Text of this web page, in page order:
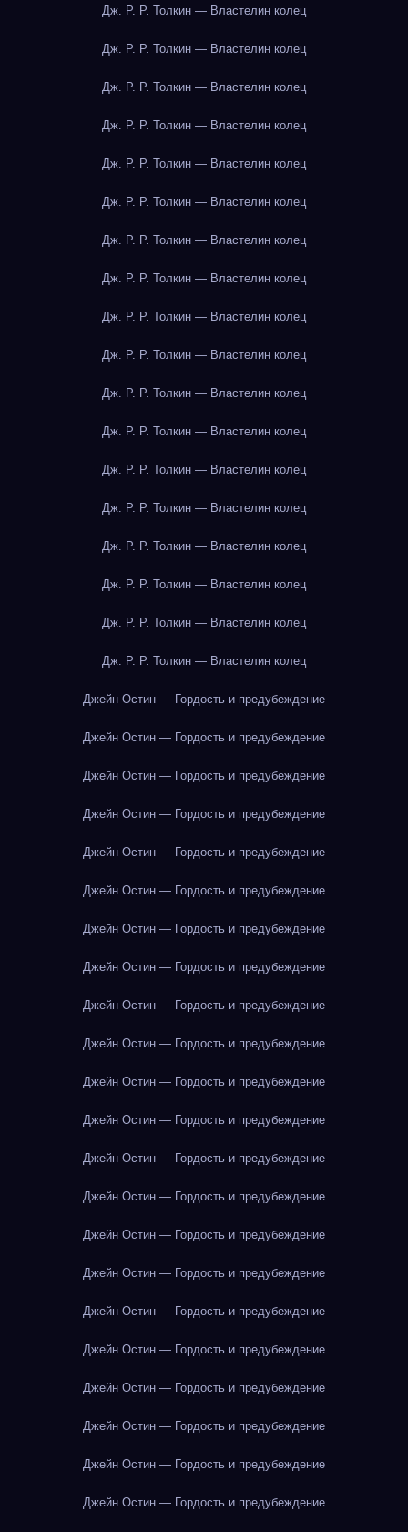
Дж. Р. Р. Толкин — Властелин колец
Дж. Р. Р. Толкин — Властелин колец
Дж. Р. Р. Толкин — Властелин колец
Дж. Р. Р. Толкин — Властелин колец
Дж. Р. Р. Толкин — Властелин колец
Дж. Р. Р. Толкин — Властелин колец
Дж. Р. Р. Толкин — Властелин колец
Дж. Р. Р. Толкин — Властелин колец
Дж. Р. Р. Толкин — Властелин колец
Дж. Р. Р. Толкин — Властелин колец
Дж. Р. Р. Толкин — Властелин колец
Дж. Р. Р. Толкин — Властелин колец
Дж. Р. Р. Толкин — Властелин колец
Дж. Р. Р. Толкин — Властелин колец
Дж. Р. Р. Толкин — Властелин колец
Дж. Р. Р. Толкин — Властелин колец
Дж. Р. Р. Толкин — Властелин колец
Дж. Р. Р. Толкин — Властелин колец
Джейн Остин — Гордость и предубеждение
Джейн Остин — Гордость и предубеждение
Джейн Остин — Гордость и предубеждение
Джейн Остин — Гордость и предубеждение
Джейн Остин — Гордость и предубеждение
Джейн Остин — Гордость и предубеждение
Джейн Остин — Гордость и предубеждение
Джейн Остин — Гордость и предубеждение
Джейн Остин — Гордость и предубеждение
Джейн Остин — Гордость и предубеждение
Джейн Остин — Гордость и предубеждение
Джейн Остин — Гордость и предубеждение
Джейн Остин — Гордость и предубеждение
Джейн Остин — Гордость и предубеждение
Джейн Остин — Гордость и предубеждение
Джейн Остин — Гордость и предубеждение
Джейн Остин — Гордость и предубеждение
Джейн Остин — Гордость и предубеждение
Джейн Остин — Гордость и предубеждение
Джейн Остин — Гордость и предубеждение
Джейн Остин — Гордость и предубеждение
Джейн Остин — Гордость и предубеждение